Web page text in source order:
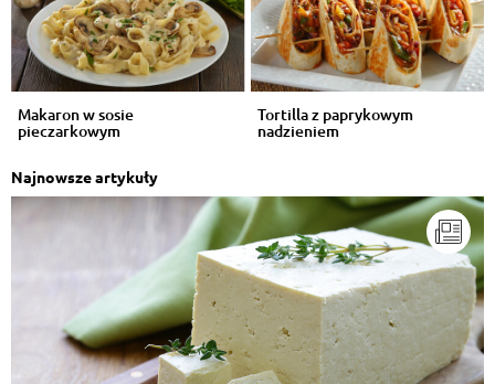
Makaron w sosie
pieczarkowym
Tortilla z paprykowym
nadzieniem
Najnowsze artykuły